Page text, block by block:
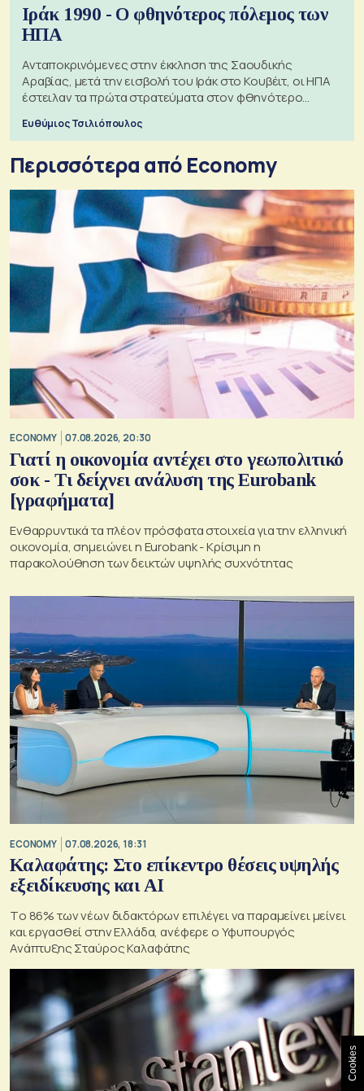
Ιράκ 1990 - Ο φθηνότερος πόλεμος των
ΗΠΑ
Ανταποκρινόμενες στην έκκληση της Σαουδικής
Αραβίας, μετά την εισβολή του Ιράκ στο Κουβέιτ, οι ΗΠΑ
έστειλαν τα πρώτα στρατεύματα στον φθηνότερο
Ευθύμιος Τσιλιόπουλος
Περισσότερα από Economy
ECONOMY 07.08.2026, 20:30
Γιατί η οικονομία αντέχει στο γεωπολιτικό
σοκ - Τι δείχνει ανάλυση της Eurobank
[γραφήματα]
Ενθαρρυντικά τα πλέον πρόσφατα στοιχεία για την ελληνική
οικονομία, σημειώνει η Eurobank - Kρίσιμη η
παρακολούθηση των δεικτών υψηλής συχνότητας
ECONOMY 07.08.2026, 18:31
Καλαφάτης: Στο επίκεντρο θέσεις υψηλής
εξειδίκευσης και AI
Tο 86% των νέων διδακτόρων επιλέγει να παραμείνει μείνει
και εργασθεί στην Ελλάδα, ανέφερε ο Υφυπουργός
Ανάπτυξης Σταύρος Καλαφάτης
Cookies